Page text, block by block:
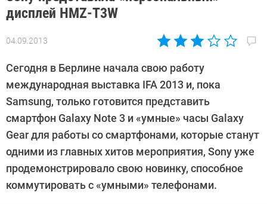
дисплей HMZ-T3W
04.09.2013
Автор:
Сегодня в Берлине начала свою работу
международная выставка IFA 2013 и, пока
Samsung, только готовится представить
смартфон Galaxy Note 3 и «умные» часы Galaxy
Gear для работы со смартфонами, которые станут
одними из главных хитов мероприятия, Sony уже
продемонстрировало свою новинку, способное
коммутировать с «умными» телефонами.